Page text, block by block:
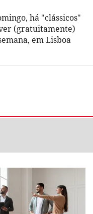
há "clássicos"
(gratuitamente)
em Lisboa